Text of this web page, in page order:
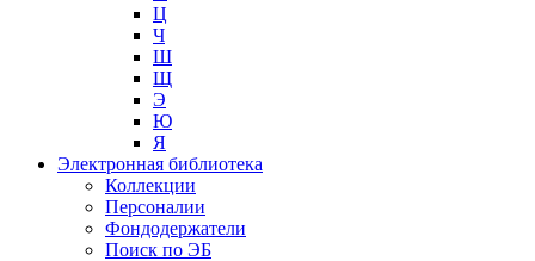
Ц
Ч
Ш
Щ
Э
Ю
Я
Электронная библиотека
Коллекции
Персоналии
Фондодержатели
Поиск по ЭБ